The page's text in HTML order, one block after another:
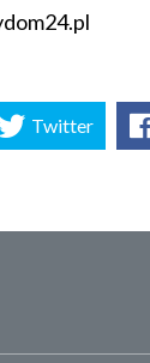
Twitter